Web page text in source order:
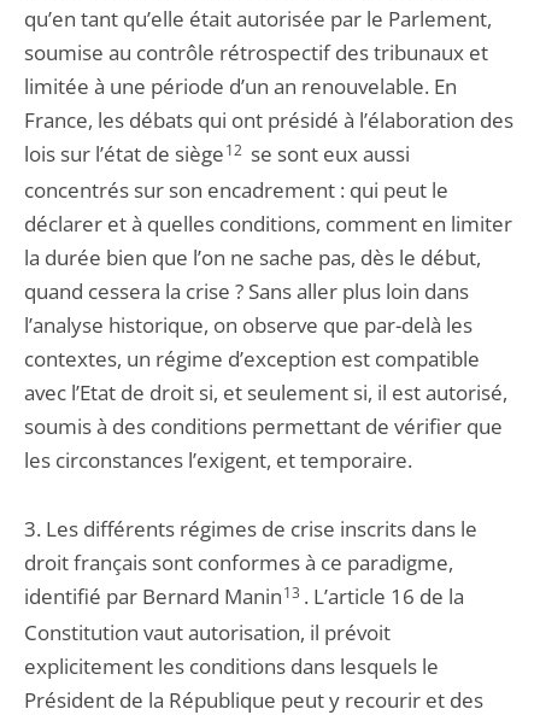
qu’en tant qu’elle était autorisée par le Parlement,
soumise au contrôle rétrospectif des tribunaux et
limitée à une période d’un an renouvelable. En
France, les débats qui ont présidé à l’élaboration des
lois sur l’état de siège12se sont eux aussi
concentrés sur son encadrement : qui peut le
déclarer et à quelles conditions, comment en limiter
la durée bien que l’on ne sache pas, dès le début,
quand cessera la crise ? Sans aller plus loin dans
l’analyse historique, on observe que par-delà les
contextes, un régime d’exception est compatible
avec l’Etat de droit si, et seulement si, il est autorisé,
soumis à des conditions permettant de vérifier que
les circonstances l’exigent, et temporaire.
3. Les différents régimes de crise inscrits dans le
droit français sont conformes à ce paradigme,
identifié par Bernard Manin13 . L’article 16 de la
Constitution vaut autorisation, il prévoit
explicitement les conditions dans lesquels le
Président de la République peut y recourir et des